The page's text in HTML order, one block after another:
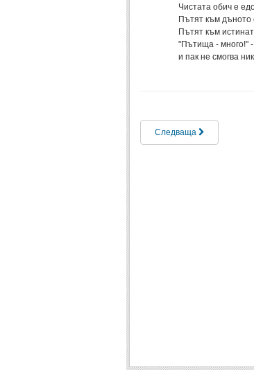
Чистата обич е
Пътят към дъното
Пътят към
"Пътища - много!"
и пак не смогва
Следваща